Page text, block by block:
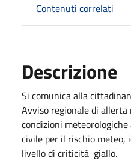
Contenuti correlati
Descrizione
Si comunica alla
Avviso regionale di
condizioni
civile per il rischio meteo,
livello di criticità giallo.